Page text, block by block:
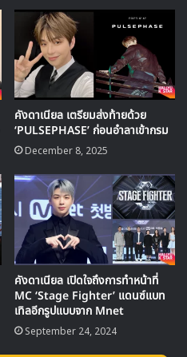
คังดาเนียล เตรียมส่งท้ายด้วย
‘PULSEPHASE’ ก่อนอำลาเข้ากรม
December 8, 2025
คังดาเนียล เปิดใจถึงการทำหน้าที่
MC ‘Stage Fighter’ แดนซ์แบท
เทิลอีกรูปแบบจาก Mnet
September 24, 2024